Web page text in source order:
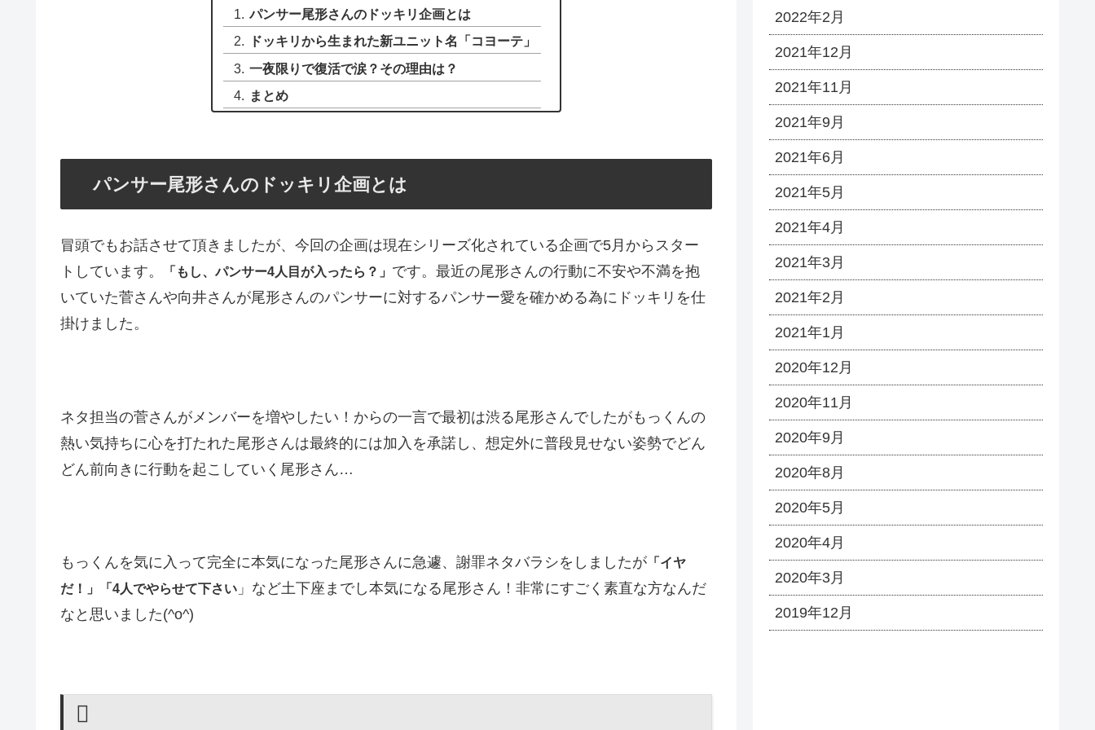
パンサー尾形さんのドッキリ企画とは
ドッキリから生まれた新ユニット名「コヨーテ」
一夜限りで復活で涙？その理由は？
まとめ
パンサー尾形さんのドッキリ企画とは
冒頭でもお話させて頂きましたが、今回の企画は現在シリーズ化されている企画で5月からスター
トしています。
「もし、パンサー4人目が入ったら？」 です。最近の尾形さんの行動に不安や不満を抱
いていた菅さんや向井さんが尾形さんのパンサーに対するパンサー愛を確かめる為にドッキリを仕
掛けました。
ネタ担当の菅さんがメンバーを増やしたい！からの一言で最初は渋る尾形さんでしたがもっくんの
熱い気持ちに心を打たれた尾形さんは最終的には加入を承諾し、想定外に普段見せない姿勢でどん
どん前向きに行動を起こしていく尾形さん…
もっくんを気に入って完全に本気になった尾形さんに急遽、謝罪ネタバラシをしましたが 「イヤ
だ！」「4人でやらせて下さい 」など土下座までし本気になる尾形さん！非常にすごく素直な方なんだ
なと思いました(^o^)
2022年2月
2021年12月
2021年11月
2021年9月
2021年6月
2021年5月
2021年4月
2021年3月
2021年2月
2021年1月
2020年12月
2020年11月
2020年9月
2020年8月
2020年5月
2020年4月
2020年3月
2019年12月